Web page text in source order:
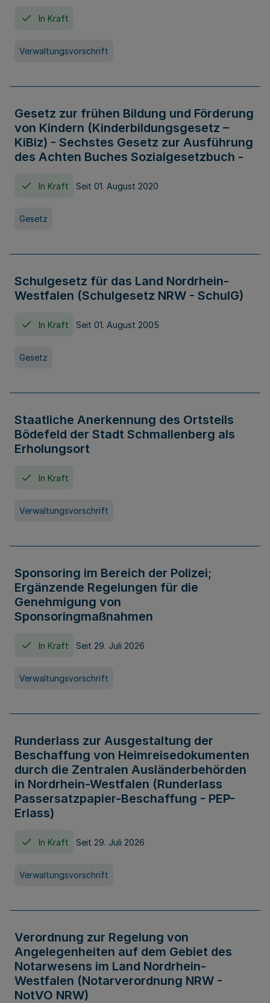
In Kraft
Verwaltungsvorschrift
Gesetz zur frühen Bildung und Förderung
von Kindern (Kinderbildungsgesetz –
KiBiz) - Sechstes Gesetz zur Ausführung
des Achten Buches Sozialgesetzbuch -
In Kraft Seit 01. August 2020
Gesetz
Schulgesetz für das Land Nordrhein-
Westfalen (Schulgesetz NRW - SchulG)
In Kraft Seit 01. August 2005
Gesetz
Staatliche Anerkennung des Ortsteils
Bödefeld der Stadt Schmallenberg als
Erholungsort
In Kraft
Verwaltungsvorschrift
Sponsoring im Bereich der Polizei;
Ergänzende Regelungen für die
Genehmigung von
Sponsoringmaßnahmen
In Kraft Seit 29. Juli 2026
Verwaltungsvorschrift
Runderlass zur Ausgestaltung der
Beschaffung von Heimreisedokumenten
durch die Zentralen Ausländerbehörden
in Nordrhein-Westfalen (Runderlass
Passersatzpapier-Beschaffung - PEP-
Erlass)
In Kraft Seit 29. Juli 2026
Verwaltungsvorschrift
Verordnung zur Regelung von
Angelegenheiten auf dem Gebiet des
Notarwesens im Land Nordrhein-
Westfalen (Notarverordnung NRW -
NotVO NRW)